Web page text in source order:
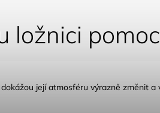
ložnici
její atmosféru výrazně změnit